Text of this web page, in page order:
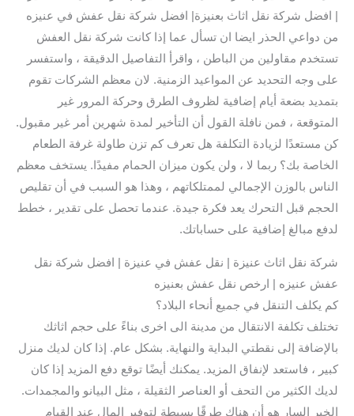
| افضل شركة نقل اثاث بعنيزة| افضل شركة نقل عفش في عنيزه
من دواعي الحذر ايضا ان تسأل عما إذا كانت شركة نقل العفش
تستخدم مقاولين من الباطن ، واقرأ التفاصيل الدقيقة ، واستفسر
على وجه التحديد عن المواعيد الزمنية. لان معظم الشركات تقوم
بتمديد بضعة أيام إضافية لظروف الطرق وحركة المرور غير
المتوقعة ، فمن نافلة القول أن التأخير لمدة شهرين أمر غير مقبول.
كن مستعدًا لزيادة التكلفة هل تعرف كم تزن طاولة غرفة الطعام
الخاصة بك؟ ربما لا ، ولن يكون ميزان الحمام مفيدًا. يستخف معظم
الناس بالوزن الإجمالي لممتلكاتهم ، وهذا هو السبب في أن تقليص
الحجم قبل التحرك يعد فكرة جيدة. عندما تحصل على تقدير ، خطط
لدفع مبالغ إضافية على حساباتك.
شركة نقل اثاث عنيزة | نقل عفش في عنيزة | افضل شركة نقل
عفش عنيزه | ارخص نقل عفش بعنيزه
كم يكلف التنقل في جميع أنحاء البلاد؟
تختلف تكلفة الانتقال من مدينة الى اخرى بناءً على حجم اثاثك
بالإضافة إلى نقطتي البداية والنهاية. بشكل عام. إذا كان لديك منزل
كبير ، فاستعد لإنفاق المزيد. يمكنك أيضًا توقع دفع المزيد إذا كان
لديك الكثير من التحف أو العناصر الثقيلة ، مثل البيانو والمجمدات.
الخبر السار هو أن هناك طرقًا بسيطة لتوفير المال عند القيام